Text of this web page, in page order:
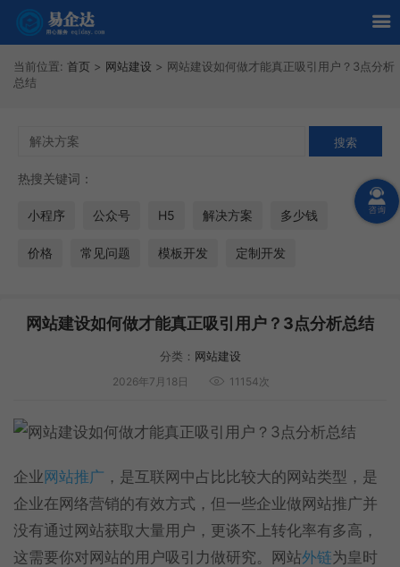
当前位置: 首页 > 网站建设 > 网站建设如何做才能真正吸引用户？3点分析
总结
热搜关键词：
小程序 公众号 H5 解决方案 多少钱
价格 常见问题 模板开发 定制开发
网站建设如何做才能真正吸引用户？3点分析总结
分类： 网站建设
2026年7月18日 11154次
企业 网站推广 ，是互联网中占比比较大的网站类型，是
企业在网络营销的有效方式，但一些企业做网站推广并
没有通过网站获取大量用户，更谈不上转化率有多高，
这需要你对网站的用户吸引力做研究。网站外链为皇时